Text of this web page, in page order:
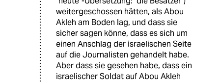
weitergeschossen hätten, als Abou
Akleh am Boden lag, und dass sie
sicher sagen könne, dass es sich um
einen Anschlag der israelischen Seite
auf die Journalisten gehandelt habe.
Aber dass sie gesehen habe, dass ein
israelischer Soldat auf Abou Akleh